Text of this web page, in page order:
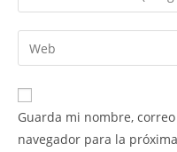
de
usuario
para
comentar
tu
dirección
de
electrónico
para
comentar
Introduce
la
URL
de
Guarda mi nombre,
navegador para la